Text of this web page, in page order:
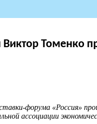
Виктор Томенко
форума «Россия»
ассоциации